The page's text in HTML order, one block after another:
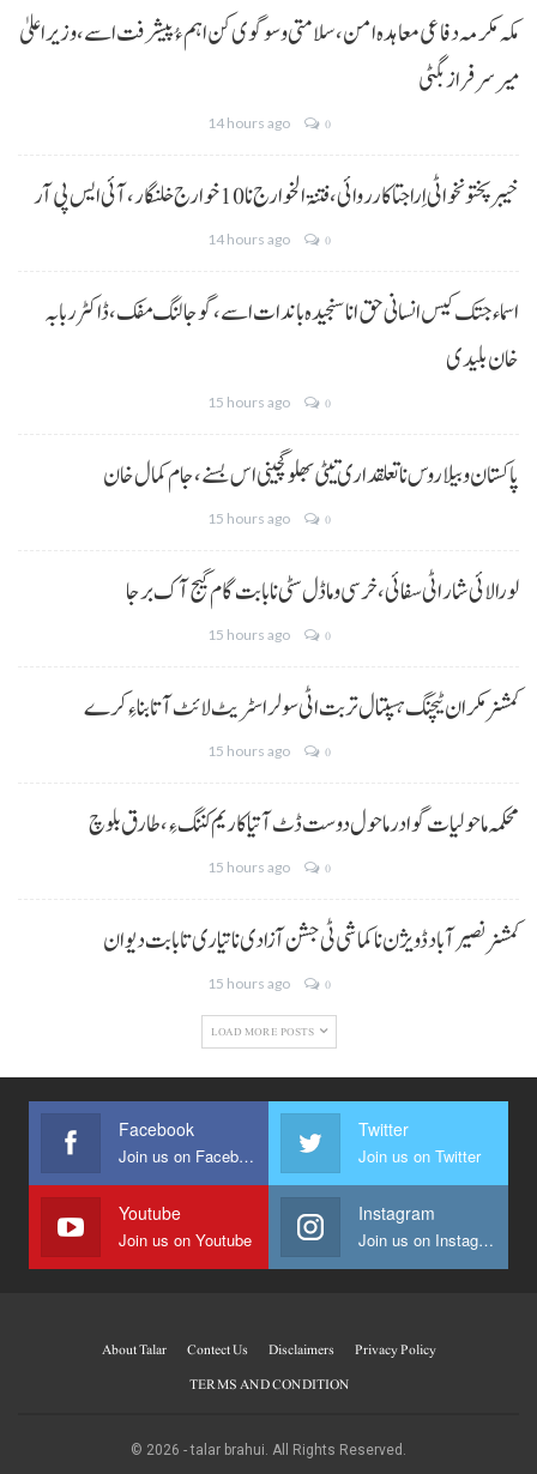
مکہ مکرمہ دفاعی معاہدہ امن، سلامتی و سوگوی کن اہم ءُ پیشرفت اسے،وزیراعلیٰ
میر سرفراز بگٹی
14 hours ago 0
خیبر پختونخوا ٹی اِرا جتا کارروائی، فتنۃ الخوارج نا 10خوارج خلنگار،آئی ایس پی آر
14 hours ago 0
اسماء جتک کیس انسانی حق انا سنجیدہ باندات اسے، گوجالنگ مفک،ڈاکٹر ربابہ
خان بلیدی
15 hours ago 0
پاکستان و بیلاروس نا تعلقداری تیٹی بھلو گچینی اس بسنے، جام کمال خان
15 hours ago 0
لورالائی شار اٹی سفائی، خرسی و ماڈل سٹی نا بابت گام گیج آک برجا
15 hours ago 0
کمشنر مکران ٹیچنگ ہسپتال تربت اٹی سولر اسٹریٹ لائٹ آتا بناءِ کرے
15 hours ago 0
محکمہ ماحولیات گوادر ماحول دوست ڈٹ آتیا کاریم کننگ ءِ، طارق بلوچ
15 hours ago 0
کمشنر نصیر آباد ڈویژن نا کماشی ٹی جشن آزادی نا تیاری تا بابت دیوان
15 hours ago 0
LOAD MORE POSTS
Facebook
Join us on Facebook
Twitter
Join us on Twitter
Youtube
Join us on Youtube
Instagram
Join us on Instagram
About Talar Contect Us Disclaimers
Privacy Policy
TERMS AND CONDITION
© 2026 - talar brahui. All Rights Reserved.